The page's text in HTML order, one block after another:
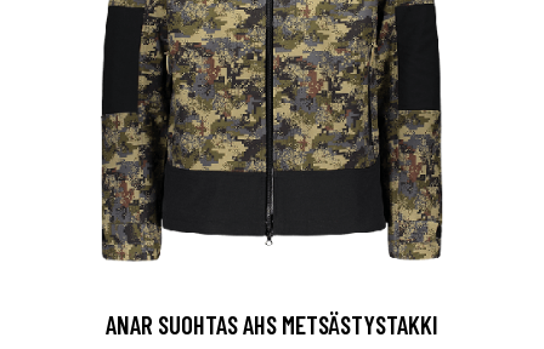
ANAR SUOHTAS AHS METSÄSTYSTAKKI